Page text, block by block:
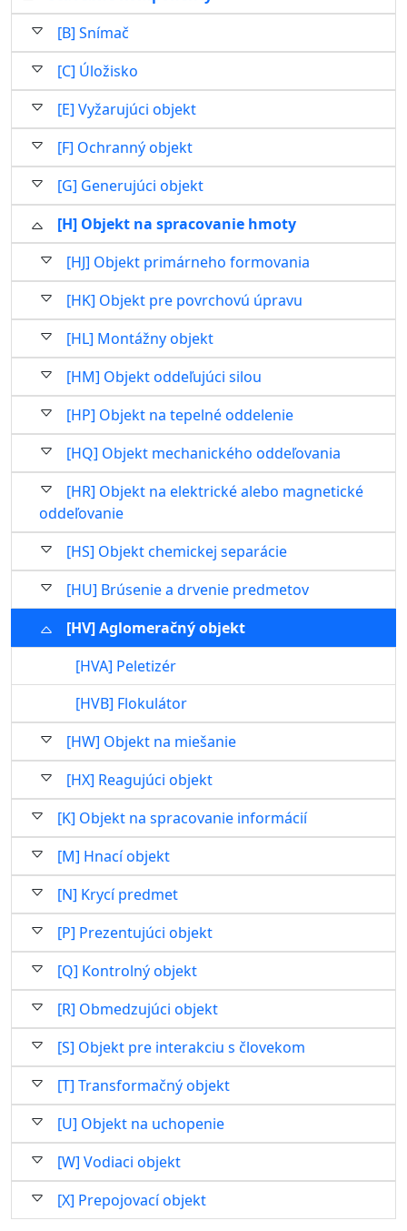
[B] Snímač
[C] Úložisko
[E] Vyžarujúci objekt
[F] Ochranný objekt
[G] Generujúci objekt
[H] Objekt na spracovanie hmoty
[HJ] Objekt primárneho formovania
[HK] Objekt pre povrchovú úpravu
[HL] Montážny objekt
[HM] Objekt oddeľujúci silou
[HP] Objekt na tepelné oddelenie
[HQ] Objekt mechanického oddeľovania
[HR] Objekt na elektrické alebo magnetické
oddeľovanie
[HS] Objekt chemickej separácie
[HU] Brúsenie a drvenie predmetov
[HV] Aglomeračný objekt
[HVA] Peletizér
[HVB] Flokulátor
[HW] Objekt na miešanie
[HX] Reagujúci objekt
[K] Objekt na spracovanie informácií
[M] Hnací objekt
[N] Krycí predmet
[P] Prezentujúci objekt
[Q] Kontrolný objekt
[R] Obmedzujúci objekt
[S] Objekt pre interakciu s človekom
[T] Transformačný objekt
[U] Objekt na uchopenie
[W] Vodiaci objekt
[X] Prepojovací objekt